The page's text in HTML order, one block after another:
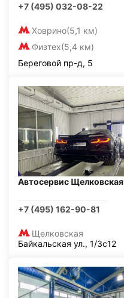
+7 (495) 032-08-22
Ховрино(5,1 км)
Физтех(5,4 км)
Береговой пр-д, 5
Автосервис Щелковская
+7 (495) 162-90-81
Щелковская
Байкальская ул., 1/3с12